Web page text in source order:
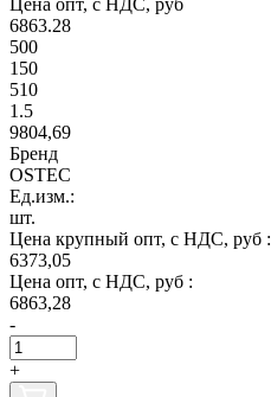
6863.28
500
150
510
1.5
9804,69
Бренд
OSTEC
Ед.изм.:
шт.
Цена крупный опт, с НДС, руб :
6373,05
Цена опт, с НДС, руб :
6863,28
-
+